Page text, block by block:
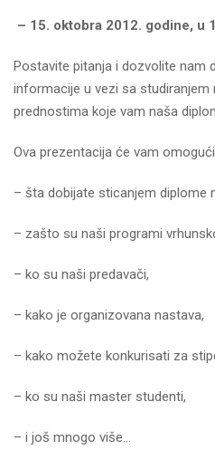
– 15. oktobra 2012. godine, u
Postavite pitanja i dozvolite nam
informacije u vezi sa studiranjem
prednostima koje vam naša
Ova prezentacija će vam
– šta dobijate sticanjem diplome
– zašto su naši programi
– ko su naši predavači,
– kako je organizovana nastava,
– kako možete konkurisati za
– ko su naši master studenti,
– i još mnogo više…